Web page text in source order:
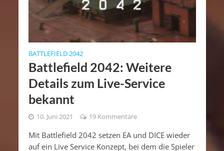
BATTLEFIELD 2042
Battlefield 2042: Weitere
Details zum Live-Service
bekannt
10. Juni 2021 19 Kommentare
Mit Battlefield 2042 setzen EA und DICE wieder
auf ein Live Service Konzept, bei dem die Spieler